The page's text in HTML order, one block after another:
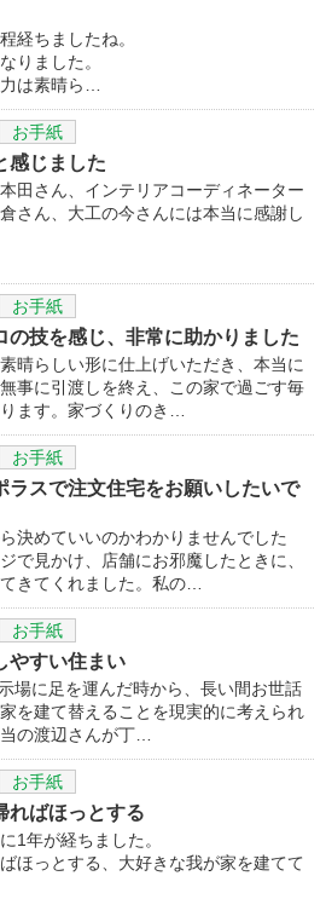
経ちましたね。
りました。
は素晴ら…
お手紙
感じました
田さん、インテリアコーディネーター
さん、大工の今さんには本当に感謝し
お手紙
の技を感じ、非常に助かりました
晴らしい形に仕上げいただき、本当に
事に引渡しを終え、この家で過ごす毎
ます。家づくりのき…
お手紙
ラスで注文住宅をお願いしたいで
決めていいのかわかりませんでした
で見かけ、店舗にお邪魔したときに、
きてくれました。私の…
お手紙
やすい住まい
場に足を運んだ時から、長い間お世話
を建て替えることを現実的に考えられ
の渡辺さんが丁…
お手紙
ればほっとする
1年が経ちました。
ほっとする、大好きな我が家を建てて